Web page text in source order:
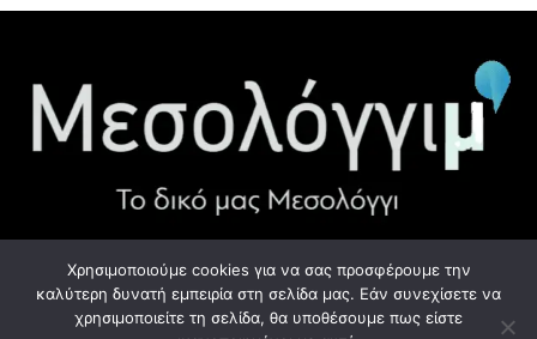
ΧΡΉΣΙΜΑ LINK
Προσωπικά Δεδομένα - GDPR
Χρησιμοποιούμε cookies για να σας προσφέρουμε την
καλύτερη δυνατή εμπειρία στη σελίδα μας. Εάν συνεχίσετε να
χρησιμοποιείτε τη σελίδα, θα υποθέσουμε πως είστε